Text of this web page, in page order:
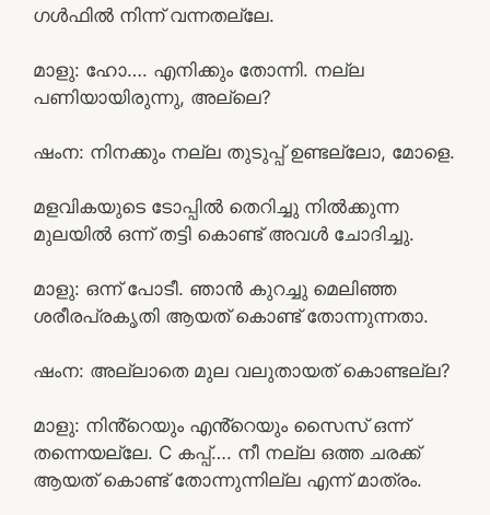
ഗൾഫിൽ നിന്ന് വന്നതല്ലേ.
മാളു: ഹോ…. എനിക്കും തോന്നി. നല്ല
പണിയായിരുന്നു, അല്ലെ?
ഷംന: നിനക്കും നല്ല തുടുപ്പ് ഉണ്ടല്ലോ, മോളെ.
മളവികയുടെ ടോപ്പിൽ തെറിച്ചു നിൽക്കുന്ന
മുലയിൽ ഒന്ന് തട്ടി കൊണ്ട് അവൾ ചോദിച്ചു.
മാളു: ഒന്ന് പോടീ. ഞാൻ കുറച്ചു മെലിഞ്ഞ
ശരീരപ്രകൃതി ആയത് കൊണ്ട് തോന്നുന്നതാ.
ഷംന: അല്ലാതെ മുല വലുതായത് കൊണ്ടല്ല?
മാളു: നിൻ്റെയും എൻ്റെയും സൈസ് ഒന്ന്
തന്നെയല്ലേ. C കപ്പ്…. നീ നല്ല ഒത്ത ചരക്ക്
ആയത് കൊണ്ട് തോന്നുന്നില്ല എന്ന് മാത്രം.